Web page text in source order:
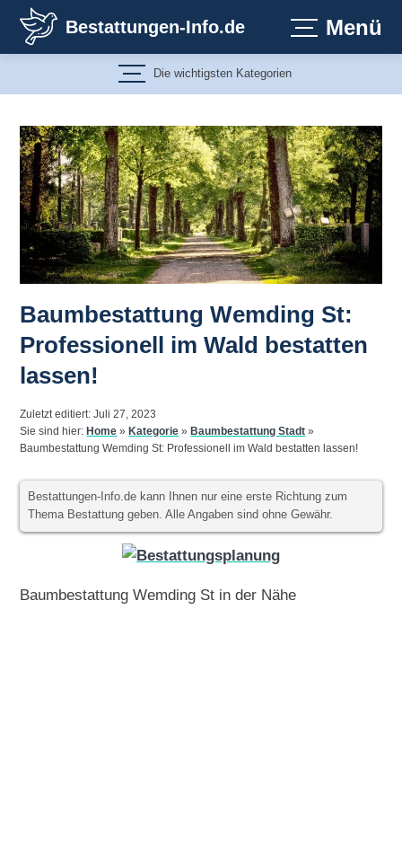
Inhalt
springen
Bestattungen-Info.de Menü
Die wichtigsten Kategorien
Baumbestattung Wemding St:
Professionell im Wald bestatten
lassen!
Zuletzt editiert: Juli 27, 2023
Sie sind hier:Home »Kategorie »Baumbestattung Stadt »
Baumbestattung Wemding St: Professionell im Wald bestatten lassen!
Bestattungen-Info.de kann Ihnen nur eine erste Richtung zum
Thema Bestattung geben. Alle Angaben sind ohne Gewähr.
Baumbestattung Wemding St in der Nähe